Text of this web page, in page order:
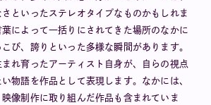
といったステレオタイプなものかもしれま
によって一括りにされてきた場所のなかに
び、誇りといった多様な瞬間があります。
れ育ったアーティスト自身が、自らの視点
物語を作品として表現します。なかには、
像制作に取り組んだ作品も含まれていま